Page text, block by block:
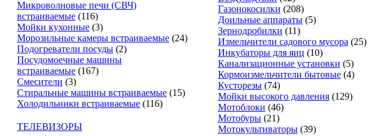
Микроволновые печи (СВЧ)
встраиваемые (116)
Мойки кухонные (3)
Морозильные камеры встраиваемые (24)
Подогреватели посуды (2)
Посудомоечные машины
встраиваемые (167)
Смесители (3)
Стиральные машины встраиваемые (15)
Холодильники встраиваемые (116)
ТЕЛЕВИЗОРЫ
Газонокосилки (208)
Доильные аппараты (5)
Зернодробилки (11)
Измельчители садового мусора (25)
Инкубаторы для яиц (10)
Канализационные установки (5)
Кормоизмельчители бытовые (4)
Кусторезы (74)
Мойки высокого давления (129)
Мотоблоки (46)
Мотобуры (21)
Мотокультиваторы (39)